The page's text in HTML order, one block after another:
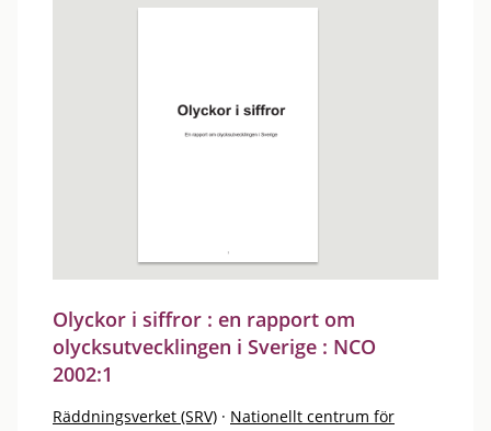
Olyckor i siffror : en rapport om
olycksutvecklingen i Sverige : NCO
2002:1
Räddningsverket (SRV) · Nationellt centrum för